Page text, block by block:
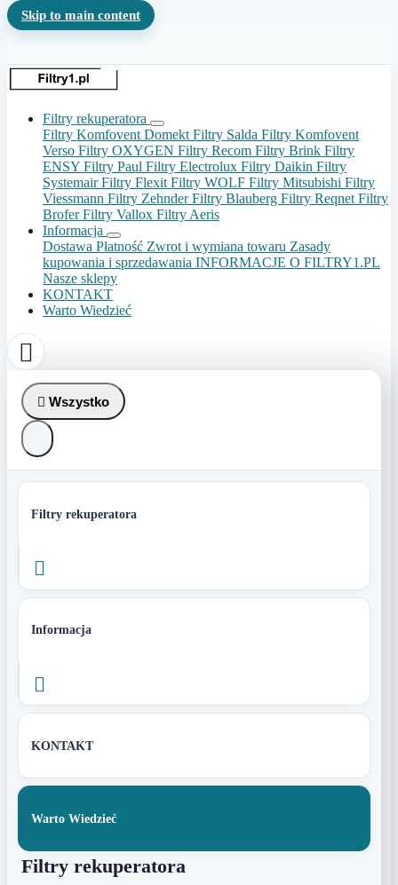
Skip to main content
Filtry rekuperatora
Filtry Komfovent Domekt Filtry Salda Filtry Komfovent
Verso Filtry OXYGEN Filtry Recom Filtry Brink Filtry
ENSY Filtry Paul Filtry Electrolux Filtry Daikin Filtry
SystemairFiltry Flexit Filtry WOLF Filtry Mitsubishi Filtry
Viessmann Filtry ZehnderFiltry Blauberg Filtry Reqnet Filtry
BroferFiltry Vallox Filtry Aeris
Informacja
Dostawa Płatność Zwrot i wymiana towaru Zasady
kupowania i sprzedawania INFORMACJE O FILTRY1.PL
Nasze sklepy
KONTAKT
Warto Wiedzieć

 Wszystko
Filtry rekuperatora

Informacja

KONTAKT
Warto Wiedzieć
Filtry rekuperatora